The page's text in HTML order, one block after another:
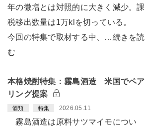
年の微増とは対照的に大きく減少。課
税移出数量は1万klを切っている。
今回の特集で取材する中、…続きを読
む
本格焼酎特集：霧島酒造 米国でペア
リング提案
酒類 特集 2026.05.11
霧島酒造は原料サツマイモについ